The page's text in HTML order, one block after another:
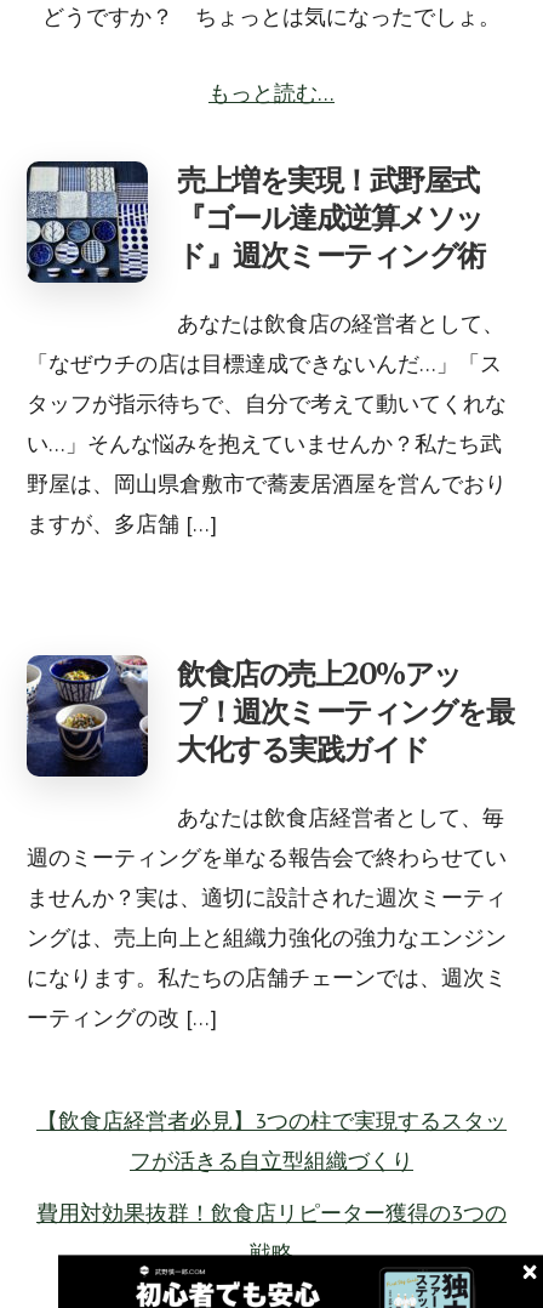
どうですか？ ちょっとは気になったでしょ。
もっと読む…
売上増を実現！武野屋式
『ゴール達成逆算メソッ
ド』週次ミーティング術
あなたは飲食店の経営者として、
「なぜウチの店は目標達成できないんだ…」「ス
タッフが指示待ちで、自分で考えて動いてくれな
い…」そんな悩みを抱えていませんか？私たち武
野屋は、岡山県倉敷市で蕎麦居酒屋を営んでおり
ますが、多店舗 […]
飲食店の売上20%アッ
プ！週次ミーティングを最
大化する実践ガイド
あなたは飲食店経営者として、毎
週のミーティングを単なる報告会で終わらせてい
ませんか？実は、適切に設計された週次ミーティ
ングは、売上向上と組織力強化の強力なエンジン
になります。私たちの店舗チェーンでは、週次ミ
ーティングの改 […]
【飲食店経営者必見】3つの柱で実現するスタッ
フが活きる自立型組織づくり
費用対効果抜群！飲食店リピーター獲得の3つの
戦略